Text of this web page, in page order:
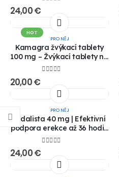
24,00€
HOT
PRO NĚJ
Kamagra žvýkací tablety
100 mg – Žvýkací tablety na
erekci | Rychlý efekt |
ZDARMA!!
20,00€
PRO NĚJ
Vidalista 40 mg | Efektivní
podpora erekce až 36 hodin
| Kupujte online!! 1+1
24,00€